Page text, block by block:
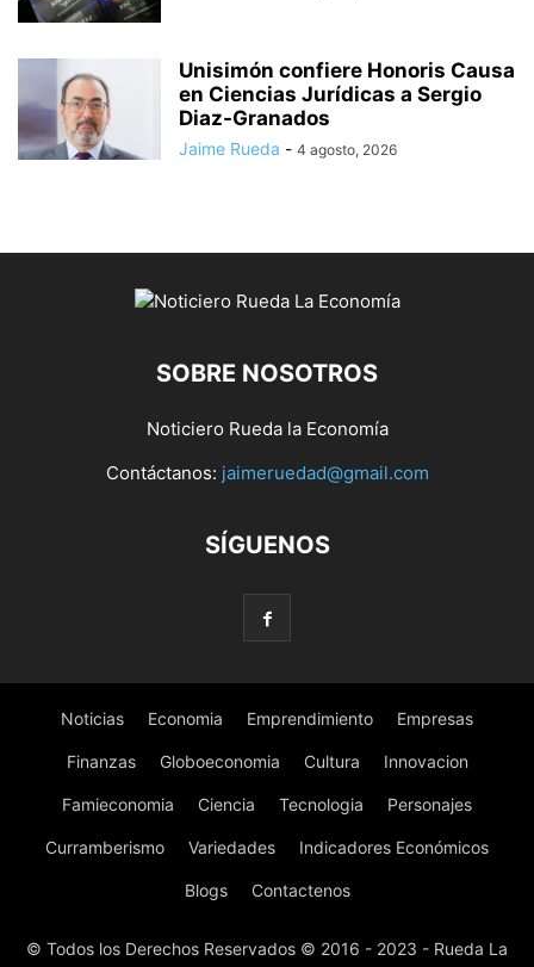
Unisimón confiere Honoris Causa
en Ciencias Jurídicas a Sergio
Diaz-Granados
Jaime Rueda - 4 agosto, 2026
SOBRE NOSOTROS
Noticiero Rueda la Economía
Contáctanos: jaimeruedad@gmail.com
SÍGUENOS
Noticias Economia Emprendimiento Empresas
Finanzas Globoeconomia Cultura Innovacion
Famieconomia Ciencia Tecnologia Personajes
Curramberismo Variedades Indicadores Económicos
Blogs Contactenos
© Todos los Derechos Reservados © 2016 - 2023 - Rueda La